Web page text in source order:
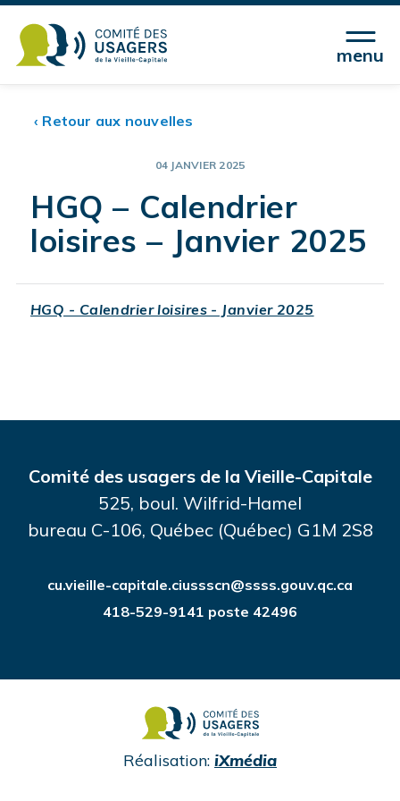
menu
‹ Retour aux nouvelles
04 JANVIER 2025
HGQ – Calendrier
loisires – Janvier 2025
HGQ - Calendrier loisires - Janvier 2025
Comité des usagers de la Vieille-Capitale
525, boul. Wilfrid-Hamel
bureau C-106, Québec (Québec) G1M 2S8
cu.vieille-capitale.ciussscn@ssss.gouv.qc.ca
418-529-9141 poste 42496
Réalisation: iXmédiaundefined